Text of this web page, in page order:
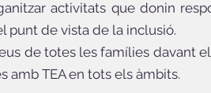
activitats que donin
punt de vista de la inclusió.
de totes les famílies davant
amb TEA en tots els àmbits.